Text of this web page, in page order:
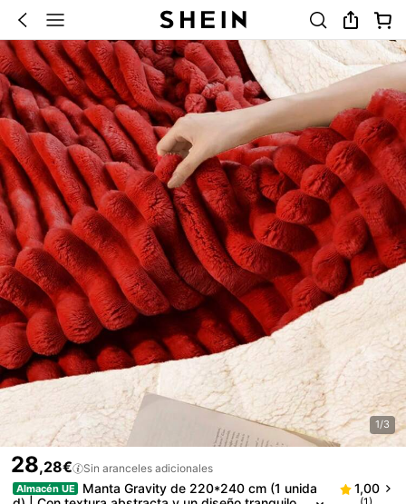
1/3
28,28€ Sin aranceles adicionales
Almacén UE
Manta Gravity de 220*240 cm (1 unida
1,00